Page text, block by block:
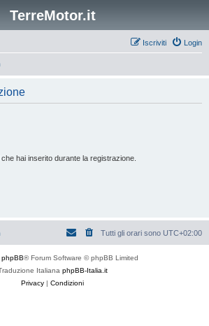
TerreMotor.it
Login
Iscriviti
hai inserito durante la registrazione.
Tutti gli orari sono UTC+02:00
phpBB® Forum Software © phpBB Limited
Italiana phpBB-Italia.it
Privacy | Condizioni